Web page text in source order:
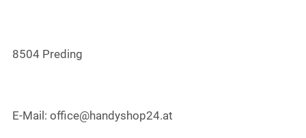
8504 Preding
E-Mail: office@handyshop24.at